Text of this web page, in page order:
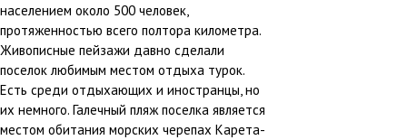
населением около 500 человек,
протяженностью всего полтора километра.
Живописные пейзажи давно сделали
поселок любимым местом отдыха турок.
Есть среди отдыхающих и иностранцы, но
их немного. Галечный пляж поселка является
местом обитания морских черепах Карета-